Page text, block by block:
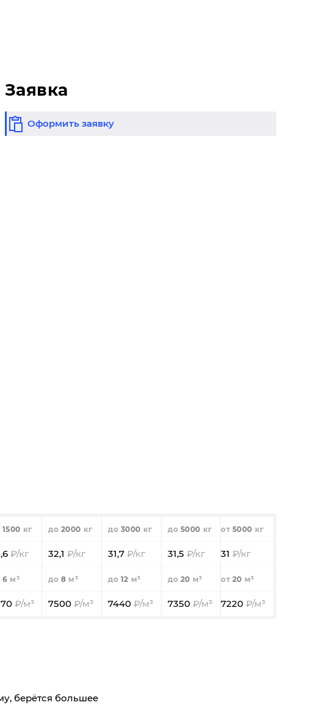
Заявка
Оформить заявку
1500 2000 3000 5000 5000
32,1 31,7 31,5 31
6 8 12 20 20
7500 7440 7350 7220
берётся большее